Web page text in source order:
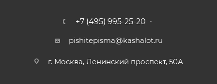
+7 (495) 995-25-20​
pishitepisma@kashalot.ru
г. Москва, Ленинский проспект, 50А​